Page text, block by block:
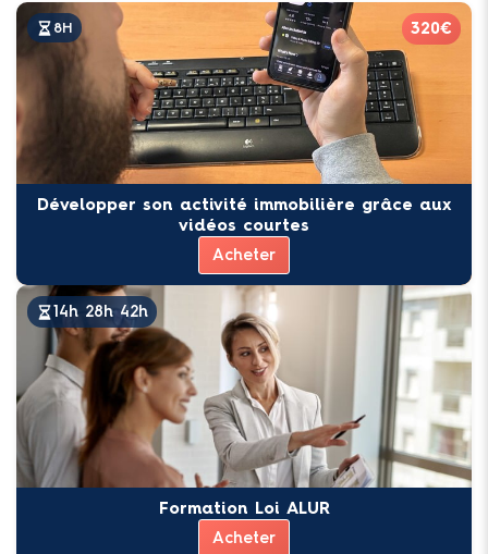
8H 320€
Développer son activité immobilière grâce aux
vidéos courtes
Acheter
Formation Loi ALUR
Acheter